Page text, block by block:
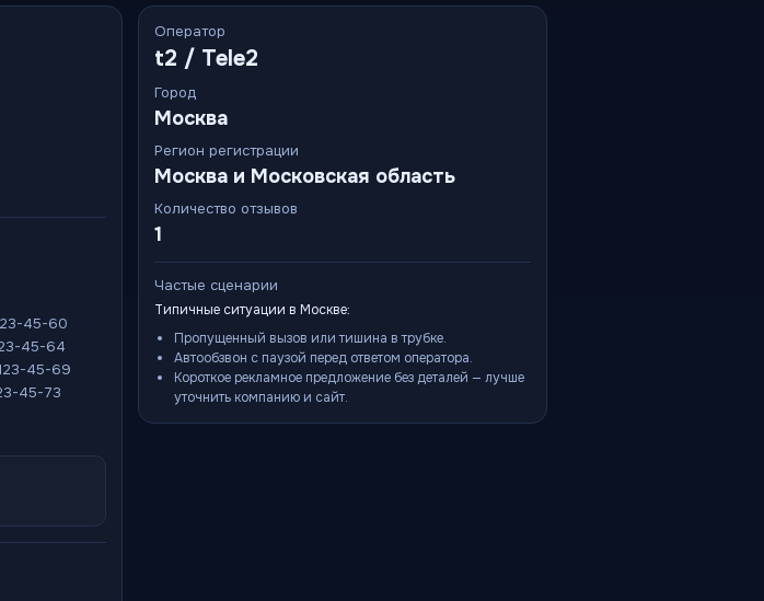
45-60
45-64
45-69
45-73
Оператор
t2 / Tele2
Город
Москва
Регион регистрации
Москва и Московская область
Количество отзывов
1
Частые сценарии
Типичные ситуации в Москве:
Пропущенный вызов или тишина в трубке.
Автообзвон с паузой перед ответом оператора.
Короткое рекламное предложение без деталей — лучше
уточнить компанию и сайт.